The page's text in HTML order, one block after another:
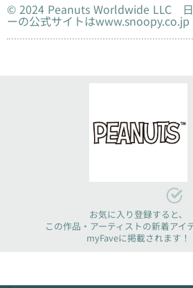
© 2024 Peanuts Worldwide LLC
ーの公式サイトはwww.snoopy.co.jp
お気に入り登録すると、
この作品・アーティストの新着アイ
myFaveに掲載されます！